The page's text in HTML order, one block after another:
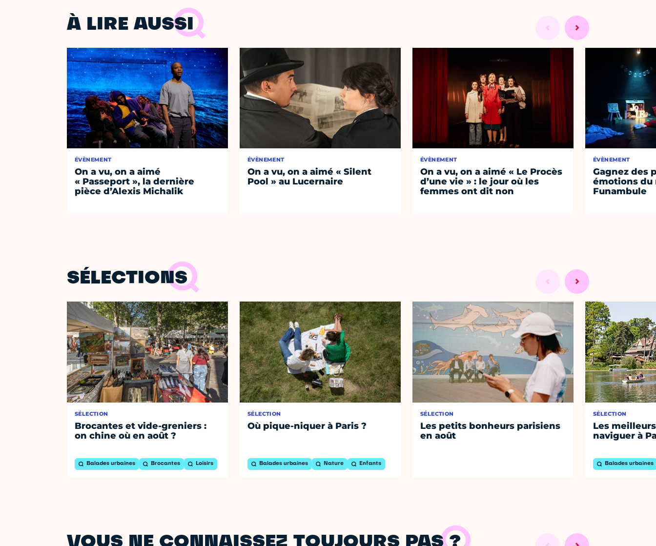
À LIRE AUSSI
ÉVÈNEMENT
On a vu, on a aimé
« Passeport », la dernière
pièce d’Alexis Michalik
ÉVÈNEMENT
On a vu, on a aimé « Silent
Pool » au Lucernaire
ÉVÈNEMENT
On a vu, on a aimé « Le Procès
d’une vie » : le jour où les
femmes ont dit non
ÉVÈNEMENT
Gagnez des
émotions du
Funambule
SÉLECTIONS
SÉLECTION
Brocantes et vide-greniers :
on chine où en août ?
Balades urbaines Brocantes Loisirs
SÉLECTION
Où pique-niquer à Paris ?
Balades urbaines Nature Enfants
SÉLECTION
Les petits bonheurs parisiens
en août
SÉLECTION
Les
naviguer à
Balades urbaines